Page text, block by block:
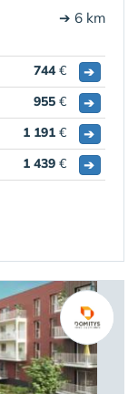
➔ 6 km
744€
➔
955 €
➔
1 191 €
➔
1 439 € ➔